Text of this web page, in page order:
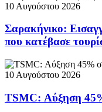
10 Αυγούστου 2026
Σαρακήνικο:
που κατέβασε
10 Αυγούστου 2026
TSMC: Αύξηση